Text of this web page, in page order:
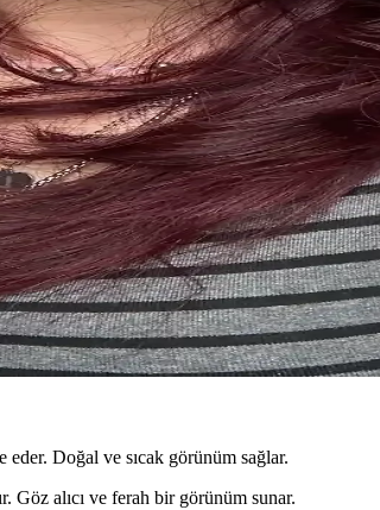
olumsuz etkiler. Bu makalede, bu sorunların
hafif malzemesiyle rahatlık sağlar.
Dayanıklılık Bir Arada
günlük ve özel günlerinizde
Tarzlar
doğal ve estetik bir görünüm yaratır.
eder. Doğal ve sıcak görünüm sağlar.
Göz alıcı ve ferah bir görünüm sunar.